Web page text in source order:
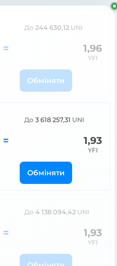
До 244 630,12 UNI
= 1,96
YFI
Обміняти
До 3 618 257,31 UNI
= 1,93
YFI
Обміняти
До 4 138 094,42 UNI
= 1,93
YFI